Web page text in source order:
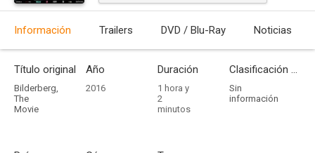
Información Trailers DVD / Blu-Ray Noticias
Título original
Bilderberg,
The
Movie
Año
2016
Duración
1 hora y
2
minutos
Clasificación por edades
Sin
información